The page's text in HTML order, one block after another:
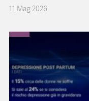
11 Mag 2026